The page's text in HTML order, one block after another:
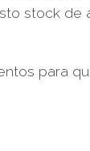
stock de
para